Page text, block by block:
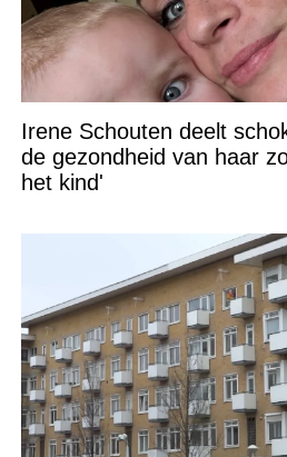
Irene Schouten deelt
de gezondheid van haar
het kind'